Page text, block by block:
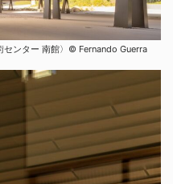
センター 南館〉© Fernando Guerra